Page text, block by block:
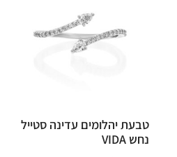
טבעת יהלומים עדינה סטייל
נחש VIDA